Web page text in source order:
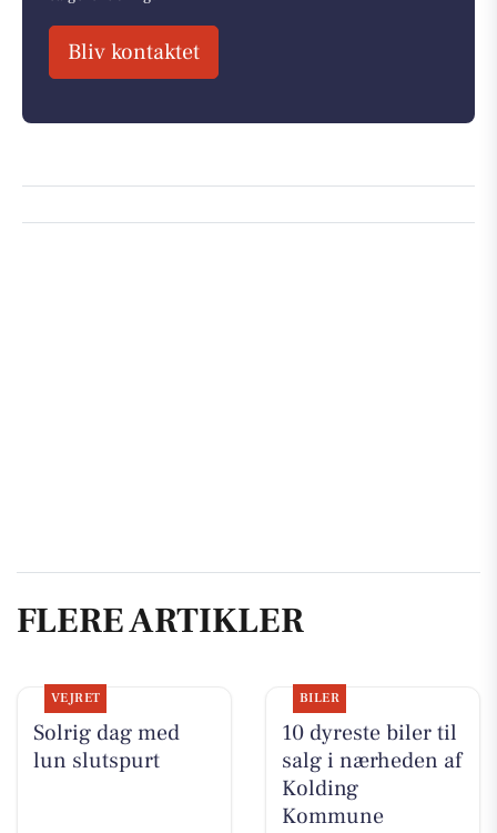
Bliv kontaktet
FLERE ARTIKLER
VEJRET
Solrig dag med
lun slutspurt
BILER
10 dyreste biler til
salg i nærheden af
Kolding
Kommune